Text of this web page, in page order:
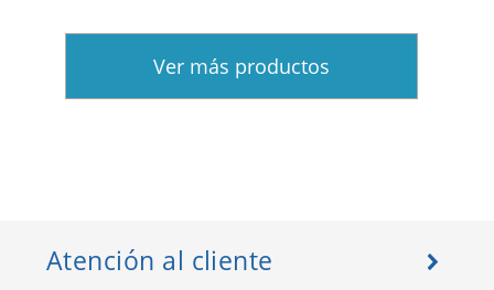
Ver más productos
Atención al cliente